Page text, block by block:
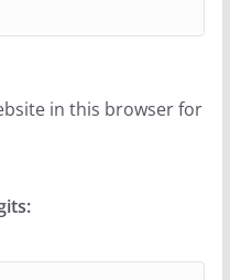
in this browser for